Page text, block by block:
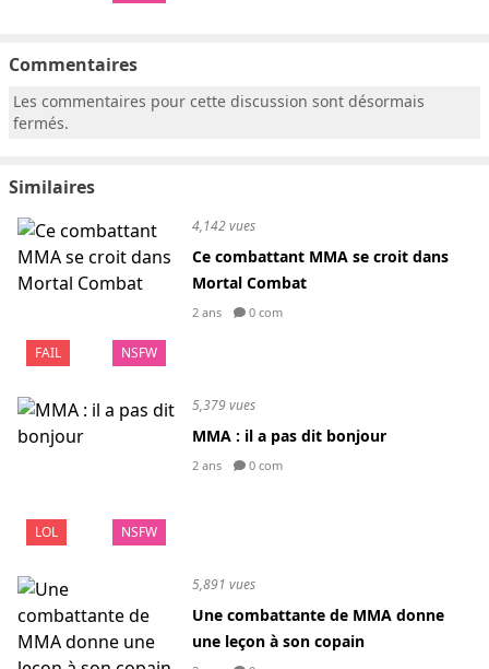
Commentaires
Les commentaires pour cette discussion sont désormais
fermés.
Similaires
FAIL NSFW
4,142 vues
Ce combattant MMA se croit dans
Mortal Combat
2 ans 0 com
LOL NSFW
5,379 vues
MMA : il a pas dit bonjour
2 ans 0 com
5,891 vues
Une combattante de MMA donne
une leçon à son copain